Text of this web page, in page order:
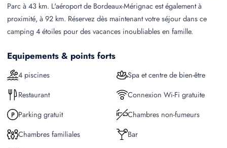
Parc à 43 km. L'aéroport de Bordeaux-Mérignac est également à
proximité, à 92 km. Réservez dès maintenant votre séjour dans ce
camping 4 étoiles pour des vacances inoubliables en famille.
Equipements & points forts
4 piscines
Spa et centre de bien-être
Restaurant
Connexion Wi-Fi gratuite
Parking gratuit
Chambres non-fumeurs
Chambres familiales
Bar